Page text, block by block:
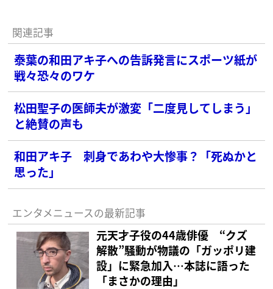
関連記事
泰葉の和田アキ子への告訴発言にスポーツ紙が
戦々恐々のワケ
松田聖子の医師夫が激変「二度見してしまう」
と絶賛の声も
和田アキ子 刺身であわや大惨事？「死ぬかと
思った」
エンタメニュースの最新記事
元天才子役の44歳俳優 “クズ
解散”騒動が物議の「ガッポリ建
設」に緊急加入…本誌に語った
「まさかの理由」